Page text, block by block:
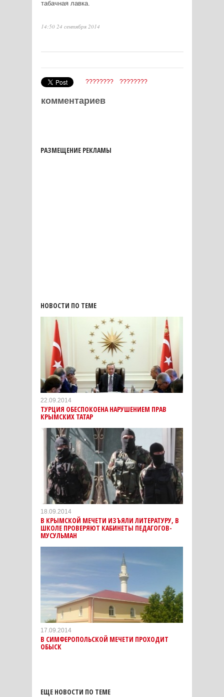
табачная лавка.
14:50 24 сентября 2014
???????? ????????
комментариев
РАЗМЕЩЕНИЕ РЕКЛАМЫ
НОВОСТИ ПО ТЕМЕ
22.09.2014
ТУРЦИЯ ОБЕСПОКОЕНА НАРУШЕНИЕМ ПРАВ
КРЫМСКИХ ТАТАР
18.09.2014
В КРЫМСКОЙ МЕЧЕТИ ИЗЪЯЛИ ЛИТЕРАТУРУ, В
ШКОЛЕ ПРОВЕРЯЮТ КАБИНЕТЫ ПЕДАГОГОВ-
МУСУЛЬМАН
17.09.2014
В СИМФЕРОПОЛЬСКОЙ МЕЧЕТИ ПРОХОДИТ
ОБЫСК
ЕЩЕ НОВОСТИ ПО ТЕМЕ